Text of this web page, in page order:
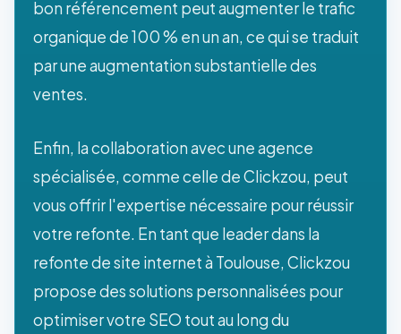
bon référencement peut augmenter le trafic
organique de 100 % en un an, ce qui se traduit
par une augmentation substantielle des
ventes.
Enfin, la collaboration avec une agence
spécialisée, comme celle de Clickzou, peut
vous offrir l'expertise nécessaire pour réussir
votre refonte. En tant que leader dans la
refonte de site internet à Toulouse, Clickzou
propose des solutions personnalisées pour
optimiser votre SEO tout au long du